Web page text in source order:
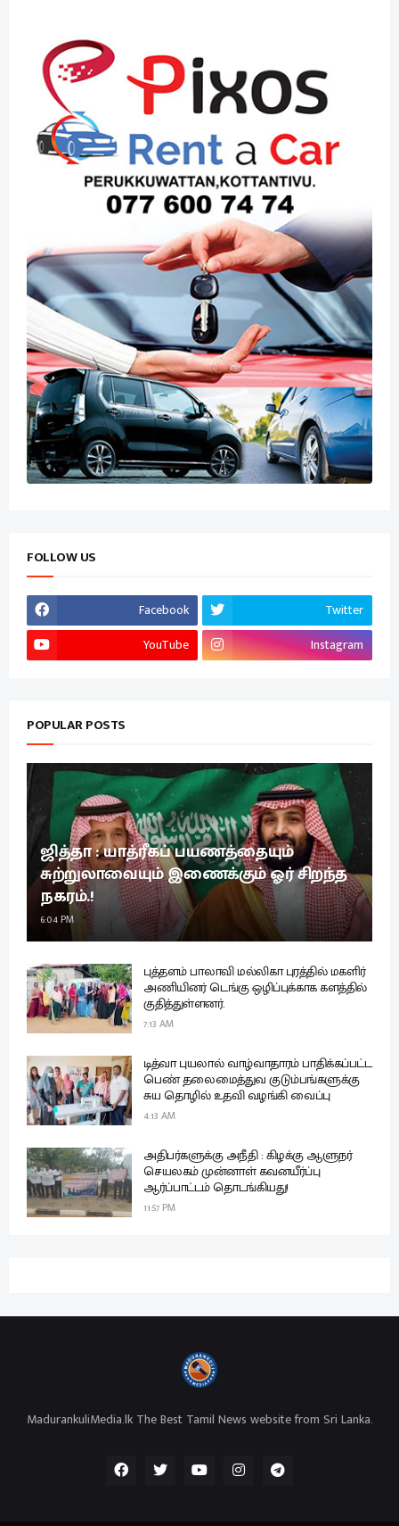
FOLLOW US
Facebook
Twitter
YouTube
Instagram
POPULAR POSTS
ஜித்தா : யாத்ரீகப் பயணத்தையும்
சுற்றுலாவையும் இணைக்கும் ஓர் சிறந்த
நகரம்.!
6:04 PM
புத்தளம் பாலாவி மல்லிகா புரத்தில் மகளிர்
அணியினர் டெங்கு ஒழிப்புக்காக களத்தில்
குதித்துள்ளனர்.
7:13 AM
டித்வா புயலால் வாழ்வாதாரம் பாதிக்கப்பட்ட
பெண் தலைமைத்துவ குடும்பங்களுக்கு
சுய தொழில் உதவி வழங்கி வைப்பு
4:13 AM
அதிபர்களுக்கு அநீதி : கிழக்கு ஆளுநர்
செயலகம் முன்னாள் கவனயீர்ப்பு
ஆர்ப்பாட்டம் தொடங்கியது!
11:57 PM
MadurankuliMedia.lk The Best Tamil News website from Sri Lanka.